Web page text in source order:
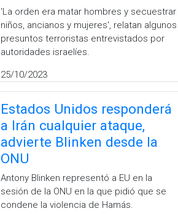
'La orden era matar hombres y secuestrar
niños, ancianos y mujeres', relatan algunos
presuntos terroristas entrevistados por
autoridades israelíes.
25/10/2023
Estados Unidos responderá
a Irán cualquier ataque,
advierte Blinken desde la
ONU
Antony Blinken representó a EU en la
sesión de la ONU en la que pidió que se
condene la violencia de Hamás.